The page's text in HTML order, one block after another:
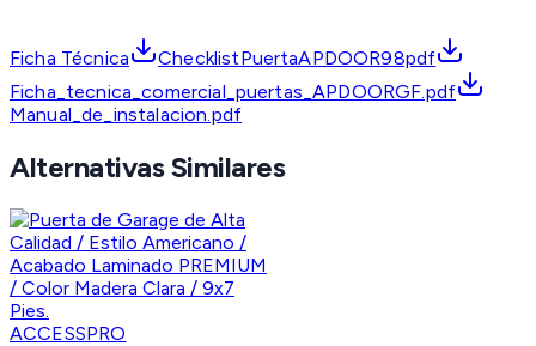
Ficha Técnica
ChecklistPuertaAPDOOR98pdf
Ficha_tecnica_comercial_puertas_APDOORGF.pdf
Manual_de_instalacion.pdf
Alternativas Similares
ACCESSPRO